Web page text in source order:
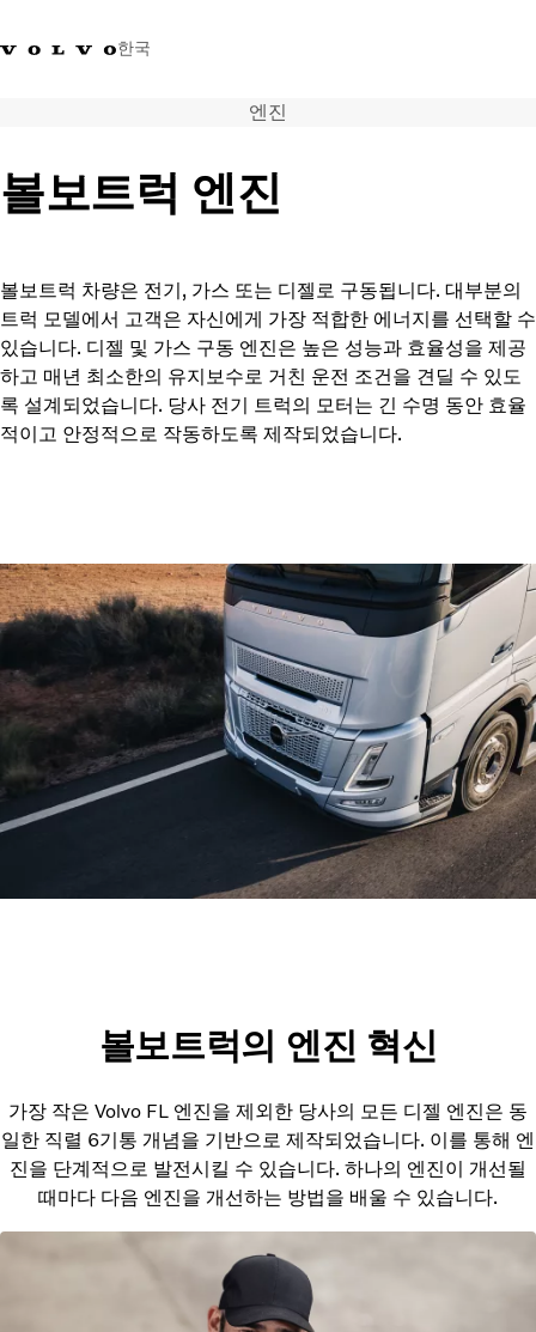
한국
트럭
네트워크
뉴스
회사 소개
채용
바이킹뉴스 매거진
소셜미디어
엔진
볼보트럭 엔진
볼보트럭 차량은 전기, 가스 또는 디젤로 구동됩니다. 대부분의
트럭 모델에서 고객은 자신에게 가장 적합한 에너지를 선택할 수
있습니다. 디젤 및 가스 구동 엔진은 높은 성능과 효율성을 제공
하고 매년 최소한의 유지보수로 거친 운전 조건을 견딜 수 있도
록 설계되었습니다. 당사 전기 트럭의 모터는 긴 수명 동안 효율
적이고 안정적으로 작동하도록 제작되었습니다.
볼보트럭의 엔진 혁신
가장 작은 Volvo FL 엔진을 제외한 당사의 모든 디젤 엔진은 동
일한 직렬 6기통 개념을 기반으로 제작되었습니다. 이를 통해 엔
진을 단계적으로 발전시킬 수 있습니다. 하나의 엔진이 개선될
때마다 다음 엔진을 개선하는 방법을 배울 수 있습니다.